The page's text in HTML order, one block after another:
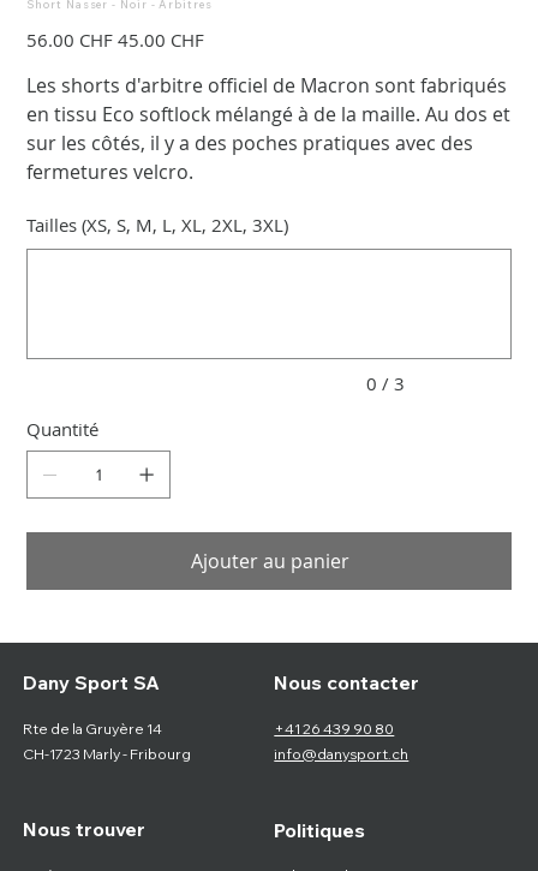
Short Nasser - Noir - Arbitres
d’origine
56.00 CHF promotionnel
45.00 CHF
Les shorts d'arbitre officiel de Macron sont fabriqués
en tissu Eco softlock mélangé à de la maille. Au dos et
sur les côtés, il y a des poches pratiques avec des
fermetures velcro.
Tailles (XS, S, M, L, XL, 2XL, 3XL)
0 / 3
Quantité
Ajouter au panier
Nous trouver
Dany Sport SA
Rte de la Gruyère 14
CH-1723 Marly - Fribourg
Politiques
Nous contacter
+41 26 439 90 80
info@danysport.ch